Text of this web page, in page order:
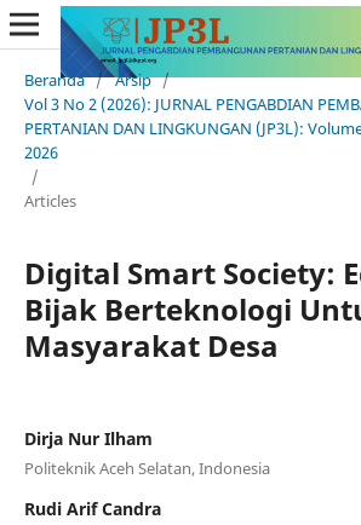
Beranda / Arsip /
Vol 3 No 2 (2026): JURNAL PENGABDIAN
PERTANIAN DAN LINGKUNGAN (JP3L):
2026
/
Articles
Digital Smart Society:
Bijak Berteknologi
Masyarakat Desa
Dirja Nur Ilham
Politeknik Aceh Selatan, Indonesia
Rudi Arif Candra